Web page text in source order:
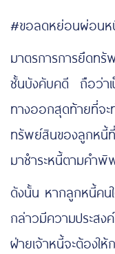
#ขอลดหย่อนผ่อนห
มาตรการการยึดท
ชั้นบังคับคดี ถือว่าเ
ทางออกสุดท้ายที่จะ
ทรัพย์สินของลูกหนี้
มาชำระหนี้ตามคำ
ดังนั้น หากลูกหนี้คน
กล่าวมีความประสง
ฝ่ายเจ้าหนี้จะต้องใ